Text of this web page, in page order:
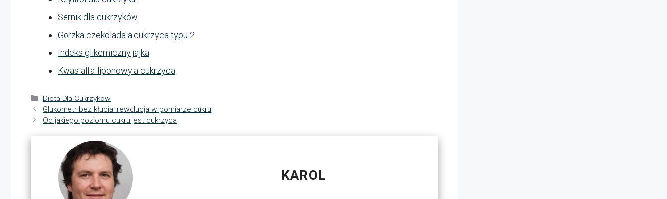
Sernik dla cukrzyków
Gorzka czekolada a cukrzyca typu 2
Indeks glikemiczny jajka
Kwas alfa-liponowy a cukrzyca
Kategorie
Dieta Dla Cukrzykow
Glukometr bez kłucia: rewolucja w pomiarze cukru
Od jakiego poziomu cukru jest cukrzyca
KAROL